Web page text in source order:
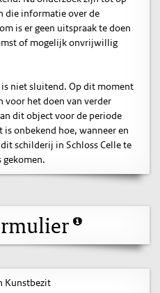
die informatie over de
is er geen uitspraak te doen
of mogelijk onvrijwillig
niet sluitend. Op dit moment
voor het doen van verder
dit object voor de periode
onbekend hoe, wanneer en
schilderij in Schloss Celle te
gekomen.
Kunstbezit